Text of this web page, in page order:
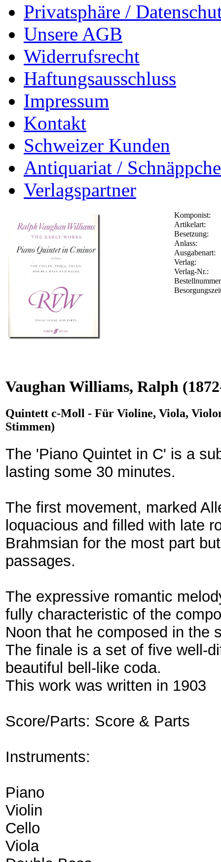
Privatsphäre /
Unsere AGB
Widerrufsrecht
Haftungsausschluss
Impressum
Kontakt
Schweizer Kunden
Antiquariat /
Verlagspartner
Komponist:
Artikelart:
Besetzung:
Anlass:
Ausgabenart:
Verlag:
Verlag-Nr.:
Vaughan Williams, Ralph
Quintett c-Moll - Für Violine, Viola,
Stimmen)
The 'Piano Quintet in C' is a
lasting some 30 minutes.
The first movement, marked
loquacious and filled with late
Brahmsian for the most part
passages.
The expressive romantic
fully characteristic of the
Noon that he composed in the
The finale is a set of five well-
beautiful bell-like coda.
This work was written in 1903
Score/Parts: Score & Parts
Instruments:
Piano
Violin
Cello
Viola